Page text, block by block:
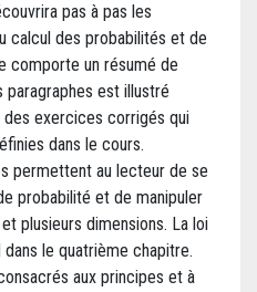
pas à pas les
calcul des probabilités et de
comporte un résumé de
paragraphes est illustré
exercices corrigés qui
dans le cours.
permettent au lecteur de se
probabilité et de manipuler
plusieurs dimensions. La loi
le quatrième chapitre.
aux principes et à